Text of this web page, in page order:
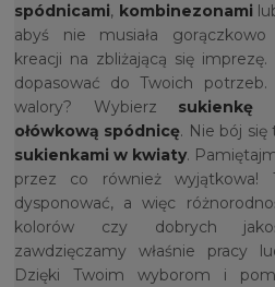
spódnicami, kombinezonami
abyś nie musiała gorączkowo
kreacji na zbliżającą się imprezę.
dopasować do Twoich
walory? Wybierz sukienkę
ołówkową spódnicę. Nie bój
sukienkami w kwiaty.
przez co również wyjątkowa!
dysponować, a więc
kolorów czy dobrych
zawdzięczamy właśnie pracy
Dzięki Twoim wyborom i